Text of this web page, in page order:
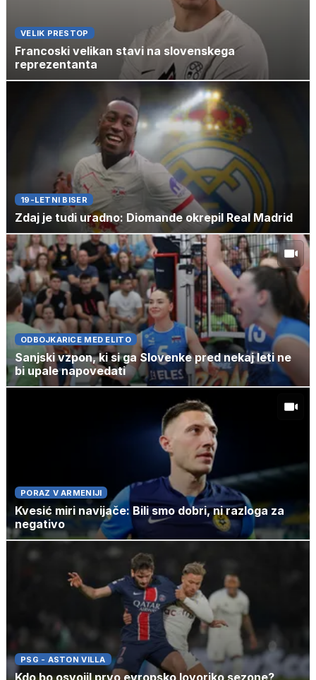
VELIK PRESTOP
Francoski velikan stavi na slovenskega
reprezentanta
19-LETNI BISER
Zdaj je tudi uradno: Diomande okrepil Real Madrid
ODBOJKARICE MED ELITO
Sanjski vzpon, ki si ga Slovenke pred nekaj leti ne
bi upale napovedati
PORAZ V ARMENIJI
Kvesić miri navijače: Bili smo dobri, ni razloga za
negativo
PSG - ASTON VILLA